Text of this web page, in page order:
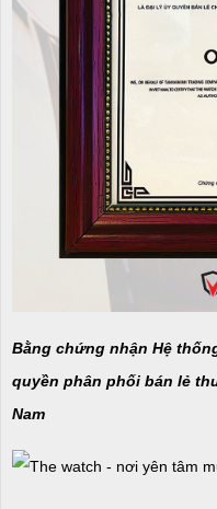
Bằng chứng nhận Hệ
quyền phân phối bán lẻ
Nam